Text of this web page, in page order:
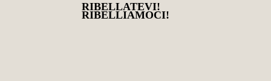
RIBELLATEVI!
RIBELLIAMOCI!